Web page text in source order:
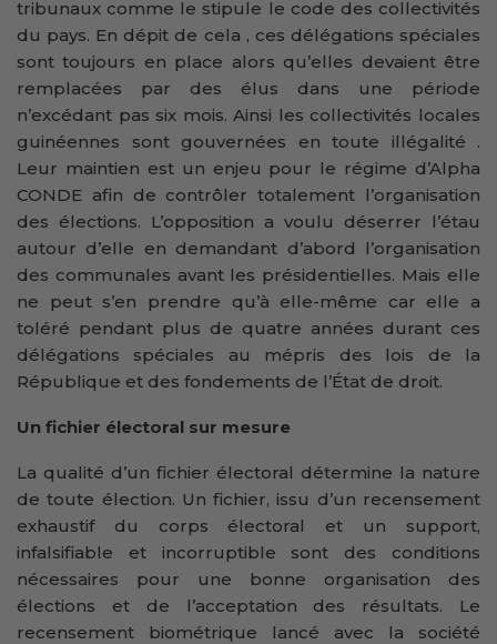
tribunaux comme le stipule le code des collectivités
du pays. En dépit de cela , ces délégations spéciales
sont toujours en place alors qu’elles devaient être
remplacées par des élus dans une période
n’excédant pas six mois. Ainsi les collectivités locales
guinéennes sont gouvernées en toute illégalité .
Leur maintien est un enjeu pour le régime d’Alpha
CONDE afin de contrôler totalement l’organisation
des élections. L’opposition a voulu déserrer l’étau
autour d’elle en demandant d’abord l’organisation
des communales avant les présidentielles. Mais elle
ne peut s’en prendre qu’à elle-même car elle a
toléré pendant plus de quatre années durant ces
délégations spéciales au mépris des lois de la
République et des fondements de l’État de droit.
Un fichier électoral sur mesure
La qualité d’un fichier électoral détermine la nature
de toute élection. Un fichier, issu d’un recensement
exhaustif du corps électoral et un support,
infalsifiable et incorruptible sont des conditions
nécessaires pour une bonne organisation des
élections et de l’acceptation des résultats. Le
recensement biométrique lancé avec la société